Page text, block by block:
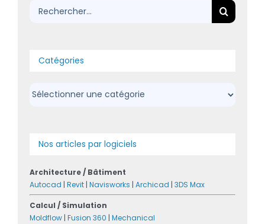
Rechercher:
Catégories
Catégories
Nos articles par logiciels
Architecture / Bâtiment
Autocad | Revit | Navisworks | Archicad | 3DS Max
Calcul / Simulation
Moldflow | Fusion 360 | Mechanical